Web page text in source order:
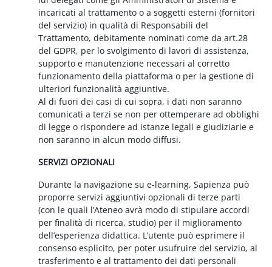
incaricati al trattamento o a soggetti esterni (fornitori
del servizio) in qualità di Responsabili del
Trattamento, debitamente nominati come da art.28
del GDPR, per lo svolgimento di lavori di assistenza,
supporto e manutenzione necessari al corretto
funzionamento della piattaforma o per la gestione di
ulteriori funzionalità aggiuntive.
Al di fuori dei casi di cui sopra, i dati non saranno
comunicati a terzi se non per ottemperare ad obblighi
di legge o rispondere ad istanze legali e giudiziarie e
non saranno in alcun modo diffusi.
SERVIZI OPZIONALI
Durante la navigazione su e-learning, Sapienza può
proporre servizi aggiuntivi opzionali di terze parti
(con le quali l’Ateneo avrà modo di stipulare accordi
per finalità di ricerca, studio) per il miglioramento
dell’esperienza didattica. L’utente può esprimere il
consenso esplicito, per poter usufruire del servizio, al
trasferimento e al trattamento dei dati personali